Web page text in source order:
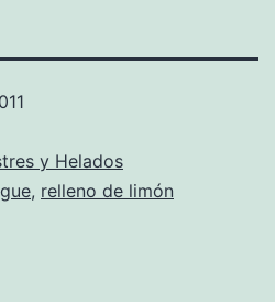
y Helados
, relleno de limón